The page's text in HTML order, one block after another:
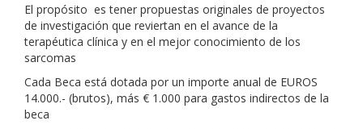
El propósito es tener propuestas originales de proyectos
de investigación que reviertan en el avance de la
terapéutica clínica y en el mejor conocimiento de los
sarcomas
Cada Beca está dotada por un importe anual de EUROS
14.000.- (brutos), más € 1.000 para gastos indirectos de la
beca